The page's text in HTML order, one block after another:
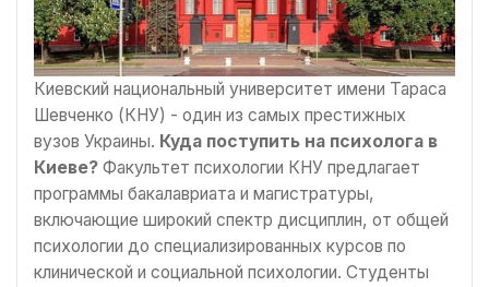
Киевский национальный университет имени Тараса
Шевченко (КНУ) - один из самых престижных
вузов Украины. Куда поступить на психолога в
Киеве? Факультет психологии КНУ предлагает
программы бакалавриата и магистратуры,
включающие широкий спектр дисциплин, от общей
психологии до специализированных курсов по
клинической и социальной психологии. Студенты